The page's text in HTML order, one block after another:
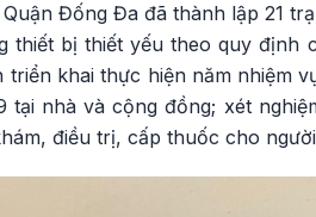
Đống Đa đã thành lập 21
thiết bị thiết yếu theo quy định
khai thực hiện năm nhiệm
tại nhà và cộng đồng; xét
điều trị, cấp thuốc cho